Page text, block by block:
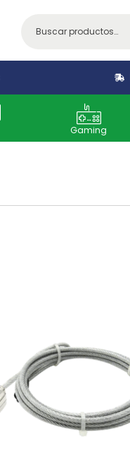
Gaming